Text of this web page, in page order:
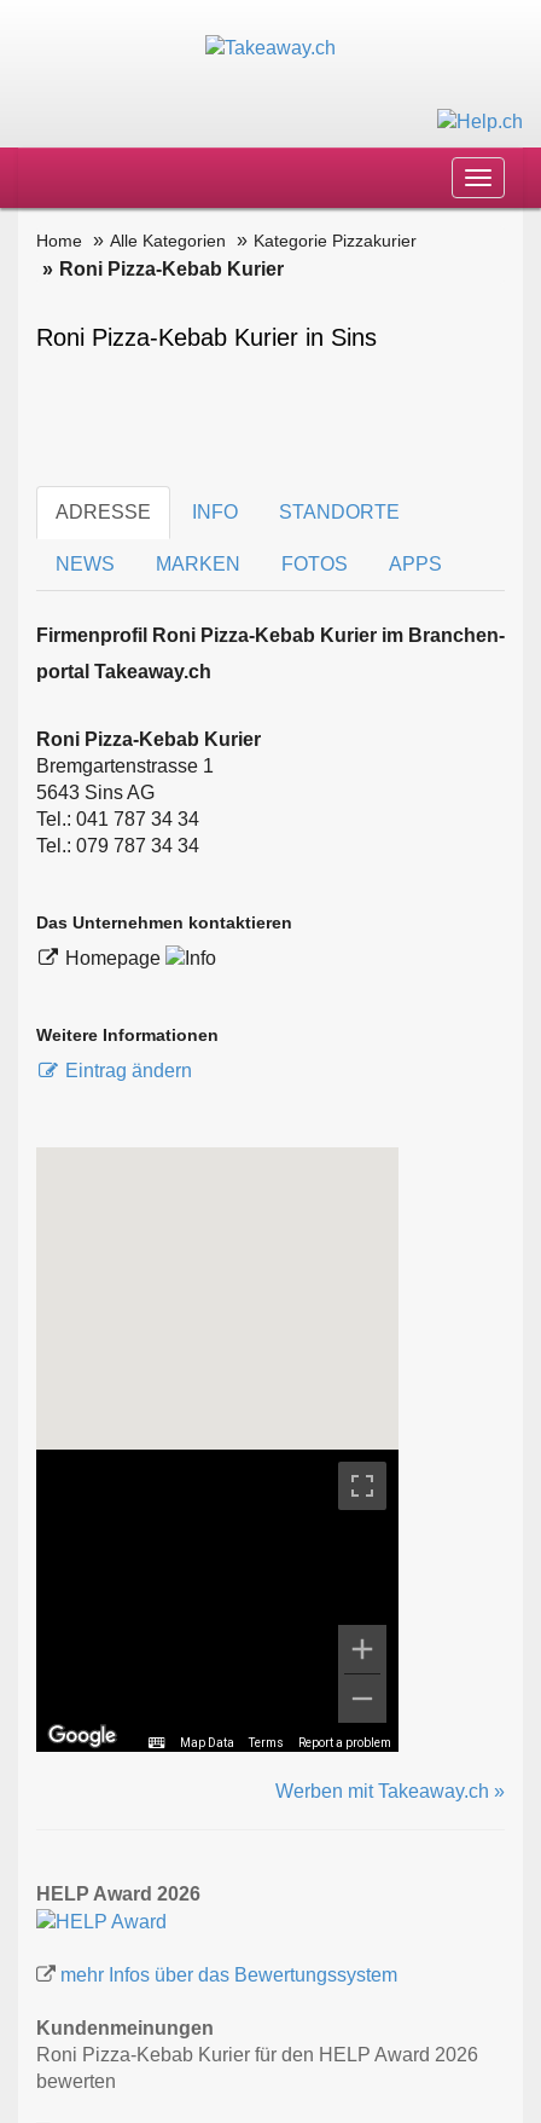
Toggle
Home Alle Kategorien Kategorie Pizzakurier
Roni Pizza-Kebab Kurier
Roni Pizza-Kebab Kurier in Sins
ADRESSE INFO STANDORTE
NEWS MARKEN FOTOS APPS
Firmen­profil Roni Pizza-Kebab Kurier im Branchen­
portal Takeaway.ch
Roni Pizza-Kebab Kurier
Bremgartenstrasse 1
5643 Sins AG
Tel.: 041 787 34 34
Tel.: 079 787 34 34
Das Unternehmen kontaktieren
Homepage
Weitere Informationen
Eintrag ändern
Map Data Terms Report a problem
Werben mit Takeaway.ch »
HELP Award 2026
mehr Infos über das Bewertungssystem
Kundenmeinungen
Roni Pizza-Kebab Kurier für den HELP Award 2026
bewerten